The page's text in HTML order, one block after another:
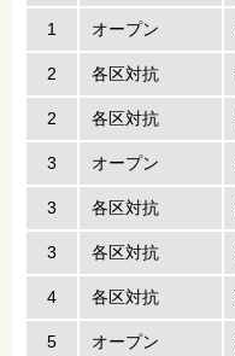
1 オープン
2 各区対抗
2 各区対抗
3 オープン
3 各区対抗
3 各区対抗
4 各区対抗
5 オープン